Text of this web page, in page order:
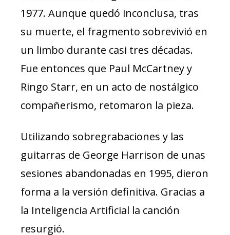
1977. Aunque quedó inconclusa, tras
su muerte, el fragmento sobrevivió en
un limbo durante casi tres décadas.
Fue entonces que Paul McCartney y
Ringo Starr, en un acto de nostálgico
compañerismo, retomaron la pieza.
Utilizando sobregrabaciones y las
guitarras de George Harrison de unas
sesiones abandonadas en 1995, dieron
forma a la versión definitiva. Gracias a
la Inteligencia Artificial la canción
resurgió.